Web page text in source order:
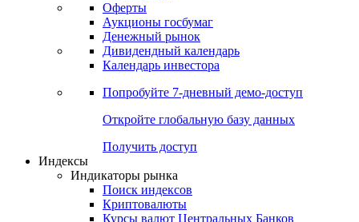
Календарь
Календарь событий
Дефолты
Размещения
Оферты
Денежный рынок
Календарь инвестора
Попробуйте7-дневный
Откройте глобальную базу данных
Получить доступ